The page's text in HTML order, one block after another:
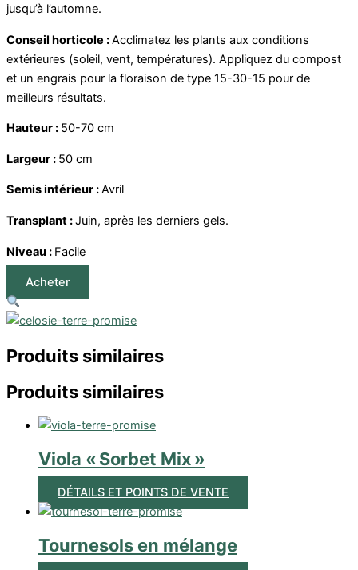
jusqu’à l’automne.
Conseil horticole :Acclimatez les plants aux conditions
extérieures (soleil, vent, températures). Appliquez du compost
et un engrais pour la floraison de type 15-30-15 pour de
meilleurs résultats.
Hauteur : 50-70 cm
Largeur : 50 cm
Semis intérieur :Avril
Transplant :Juin, après les derniers gels.
Niveau : Facile
Acheter
Produits similaires
Produits similaires
Viola « Sorbet Mix »
DÉTAILS ET POINTS DE VENTE
Tournesols en mélange